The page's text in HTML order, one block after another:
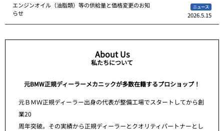
エンジンオイル（油脂類）等の供給量と価格変更のお知
らせ
ニュース
2026.5.15
About Us
私たちについて
元BMW正規ディーラーメカニックが多数在籍するプロショップ！
元ＢＭＷ正規ディーラー出身の代表が整備工場でスタートしてから創
業20
周年突破。その実績から正規ディーラーとクオリティパートナーとし